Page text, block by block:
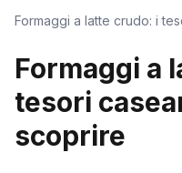
Formaggi a latte crudo: i
Formaggi a
tesori
scoprire